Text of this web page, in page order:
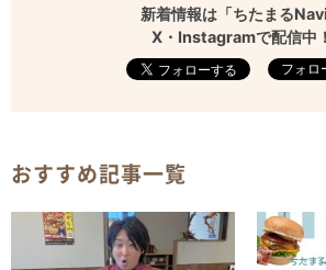
新着情報は「ちたまるNavi
X・Instagramで配信中！
フォロ
おすすめ記事一覧